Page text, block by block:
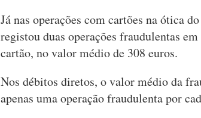
Já nas operações com cartões na ótica
registou duas operações fraudulentas
cartão, no valor médio de 308 euros.
Nos débitos diretos, o valor médio da
apenas uma operação fraudulenta por